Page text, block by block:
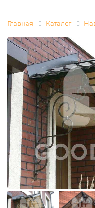
Главная Каталог